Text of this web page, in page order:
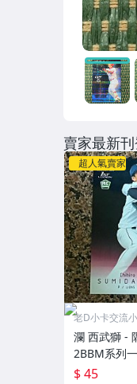
賣家最新
超人氣賣家
老D小卡交流
瀾 西武獅 - 隅田知一郎 (2
2BBM系列
C新人卡
$ 45